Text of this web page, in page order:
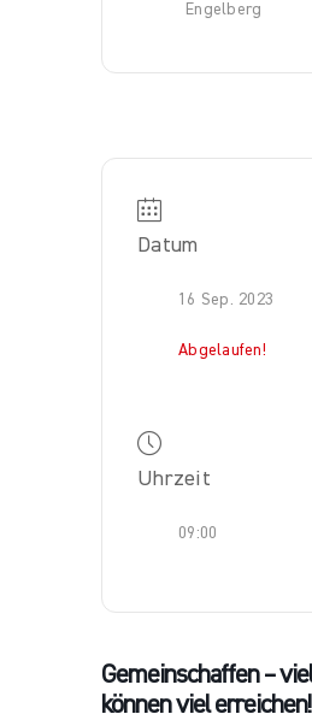
Engelberg
Datum
16 Sep. 2023
Abgelaufen!
Uhrzeit
09:00
Gemeinschaffen –
können viel